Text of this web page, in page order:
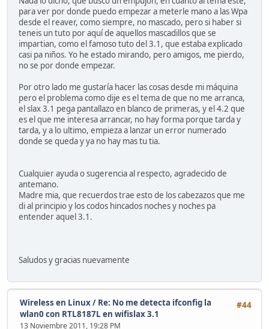
para ver por donde puedo empezar a meterle mano a las Wpa
desde el reaver, como siempre, no mascado, pero si haber si
teneis un tuto por aquí de aquellos mascadillos que se
impartian, como el famoso tuto del 3.1, que estaba explicado
casi pa niños. Yo he estado mirando, pero amigos, me pierdo,
no se por donde empezar.
Por otro lado me gustaría hacer las cosas desde mi máquina
pero el problema como dije es el tema de que no me arranca,
el slax 3.1 pega pantallazo en blanco de primeras, y el 4.2 que
es el que me interesa arrancar, no hay forma porque tarda y
tarda, y a lo ultimo, empieza a lanzar un error numerado
donde se queda y ya no hay mas tu tia.
Cualquier ayuda o sugerencia al respecto, agradecido de
antemano.
Madre mia, que recuerdos trae esto de los cabezazos que me
di al principio y los codos hincados noches y noches pa
entender aquel 3.1.
Saludos y gracias nuevamente
#44
Wireless en Linux/ Re: No me detecta ifconfig la
wlan0 con RTL8187L en wifislax 3.1
13 Noviembre 2011, 19:28 PM